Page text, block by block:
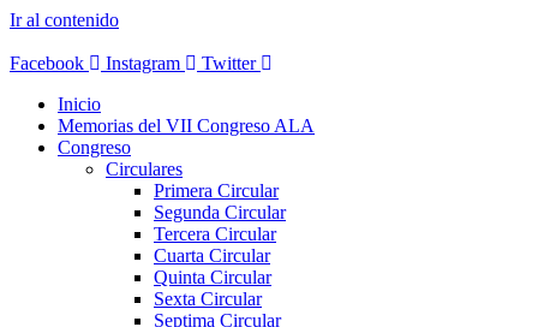
Ir al contenido
Facebook Instagram
Twitter
Inicio
Memorias del VII Congreso ALA
Congreso
Circulares
Primera Circular
Segunda Circular
Tercera Circular
Cuarta Circular
Quinta Circular
Sexta Circular
Septima Circular